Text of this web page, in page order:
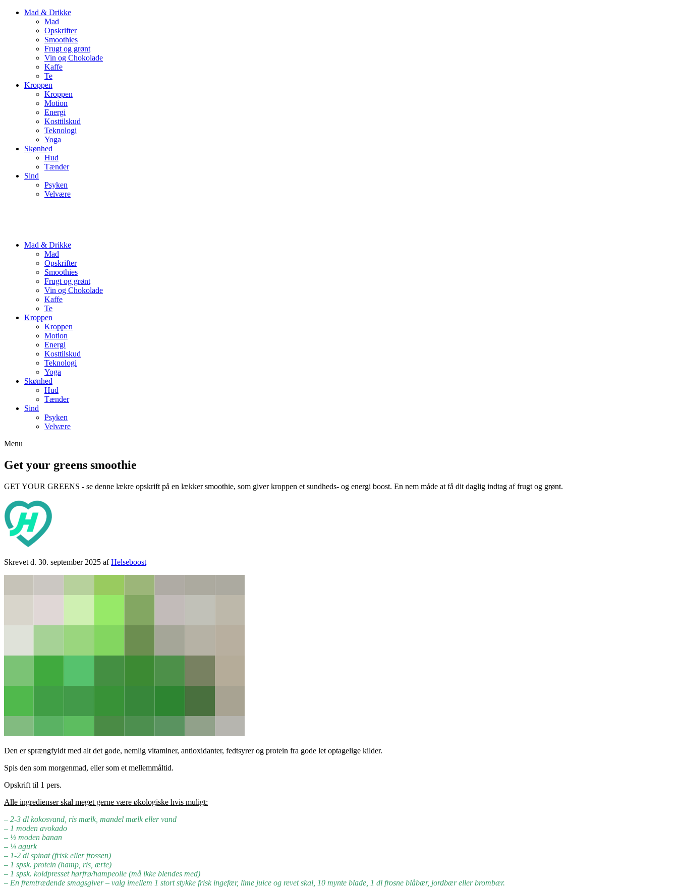
Mad & Drikke
Mad
Opskrifter
Smoothies
Frugt og grønt
Vin og Chokolade
Kaffe
Te
Kroppen
Kroppen
Motion
Energi
Kosttilskud
Teknologi
Yoga
Skønhed
Hud
Tænder
Sind
Psyken
Velvære
Mad & Drikke
Mad
Opskrifter
Smoothies
Frugt og grønt
Vin og Chokolade
Kaffe
Te
Kroppen
Kroppen
Motion
Energi
Kosttilskud
Teknologi
Yoga
Skønhed
Hud
Tænder
Sind
Psyken
Velvære
Menu
Get your greens smoothie
GET YOUR GREENS - se denne lækre opskrift på en lækker smoothie, som giver kroppen et sundheds- og energi boost. En nem måde at få dit daglig indtag af frugt og grønt.
Skrevet d. 30. september 2025 afHelseboost
Den er sprængfyldt med alt det gode, nemlig vitaminer, antioxidanter, fedtsyrer og protein fra gode let optagelige kilder.
Spis den som morgenmad, eller som et mellemmåltid.
Opskrift til 1 pers.
Alle ingredienser skal meget gerne være økologiske hvis muligt:
– 2-3 dl kokosvand, ris mælk, mandel mælk eller vand
– 1 moden avokado
– ½ moden banan
– ¼ agurk
– 1-2 dl spinat (frisk eller frossen)
– 1 spsk. protein (hamp, ris, ærte)
– 1 spsk. koldpresset hørfrø/hampeolie (må ikke blendes med)
– En fremtrædende smagsgiver – valg imellem 1 stort stykke frisk ingefær, lime juice og revet skal, 10 mynte blade, 1 dl frosne blåbær, jordbær eller brombær.